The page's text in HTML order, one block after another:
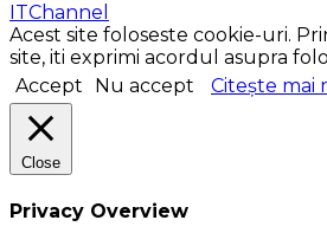
ITChannel
Acest site foloseste cookie-uri.
site, iti exprimi acordul asupra
Accept
Nu accept Citește mai
Close
Privacy Overview